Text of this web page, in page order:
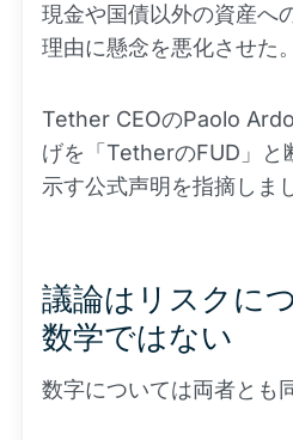
現金や国債以外の資産へ
理由に懸念を悪化させた。
Tether CEOのPaolo
げを「TetherのFUD」と
示す公式声明を指摘しま
議論はリスクに
数学ではない
数字については両者とも